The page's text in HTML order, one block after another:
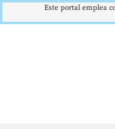
Este portal emplea